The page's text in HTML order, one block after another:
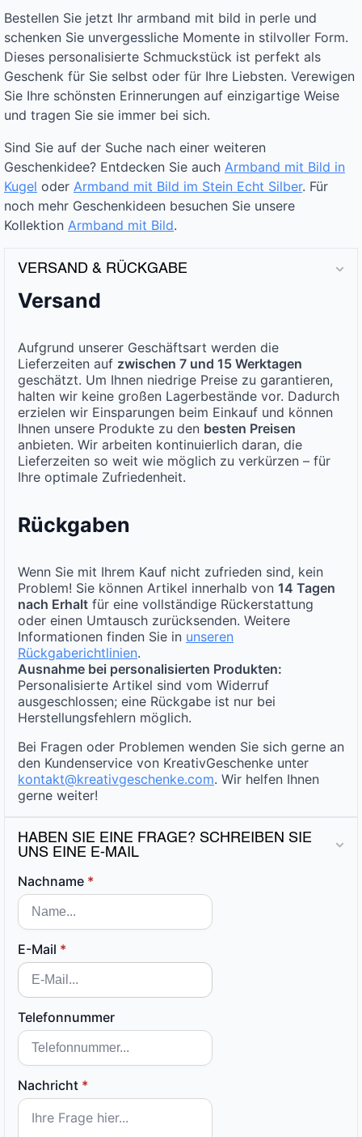
Bestellen Sie jetzt Ihr armband mit bild in perle und
schenken Sie unvergessliche Momente in stilvoller Form.
Dieses personalisierte Schmuckstück ist perfekt als
Geschenk für Sie selbst oder für Ihre Liebsten. Verewigen
Sie Ihre schönsten Erinnerungen auf einzigartige Weise
und tragen Sie sie immer bei sich.
Sind Sie auf der Suche nach einer weiteren
Geschenkidee? Entdecken Sie auch Armband mit Bild in
Kugel oder Armband mit Bild im Stein Echt Silber. Für
noch mehr Geschenkideen besuchen Sie unsere
Kollektion Armband mit Bild.
VERSAND & RÜCKGABE
Versand
Aufgrund unserer Geschäftsart werden die
Lieferzeiten auf zwischen 7 und 15 Werktagen
geschätzt. Um Ihnen niedrige Preise zu garantieren,
halten wir keine großen Lagerbestände vor. Dadurch
erzielen wir Einsparungen beim Einkauf und können
Ihnen unsere Produkte zu den besten Preisen
anbieten. Wir arbeiten kontinuierlich daran, die
Lieferzeiten so weit wie möglich zu verkürzen – für
Ihre optimale Zufriedenheit.
Rückgaben
Wenn Sie mit Ihrem Kauf nicht zufrieden sind, kein
Problem! Sie können Artikel innerhalb von 14 Tagen
nach Erhalt für eine vollständige Rückerstattung
oder einen Umtausch zurücksenden. Weitere
Informationen finden Sie in unseren
Rückgaberichtlinien.
Ausnahme bei personalisierten Produkten:
Personalisierte Artikel sind vom Widerruf
ausgeschlossen; eine Rückgabe ist nur bei
Herstellungsfehlern möglich.
Bei Fragen oder Problemen wenden Sie sich gerne an
den Kundenservice von KreativGeschenke unter
kontakt@kreativgeschenke.com. Wir helfen Ihnen
gerne weiter!
HABEN SIE EINE FRAGE? SCHREIBEN SIE
UNS EINE E-MAIL
Nachname *
E-Mail *
Telefonnummer
Nachricht *